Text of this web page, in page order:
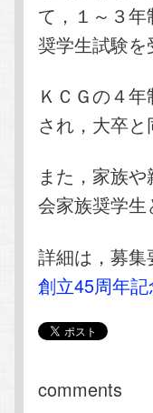
て，１～３
奨学生試験を
ＫＣＧの４
され，大卒と
また，家族
会家族奨学
詳細は，募集
創立45周年
comments